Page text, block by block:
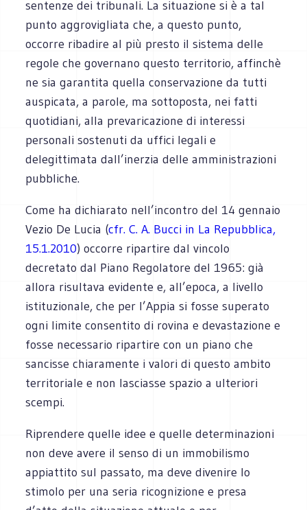
sentenze dei tribunali. La situazione si è a tal
punto aggrovigliata che, a questo punto,
occorre ribadire al più presto il sistema delle
regole che governano questo territorio, affinchè
ne sia garantita quella conservazione da tutti
auspicata, a parole, ma sottoposta, nei fatti
quotidiani, alla prevaricazione di interessi
personali sostenuti da uffici legali e
delegittimata dall’inerzia delle amministrazioni
pubbliche.
Come ha dichiarato nell’incontro del 14 gennaio
Vezio De Lucia (cfr. C. A. Bucci in La Repubblica,
15.1.2010) occorre ripartire dal vincolo
decretato dal Piano Regolatore del 1965: già
allora risultava evidente e, all’epoca, a livello
istituzionale, che per l’Appia si fosse superato
ogni limite consentito di rovina e devastazione e
fosse necessario ripartire con un piano che
sancisse chiaramente i valori di questo ambito
territoriale e non lasciasse spazio a ulteriori
scempi.
Riprendere quelle idee e quelle determinazioni
non deve avere il senso di un immobilismo
appiattito sul passato, ma deve divenire lo
stimolo per una seria ricognizione e presa